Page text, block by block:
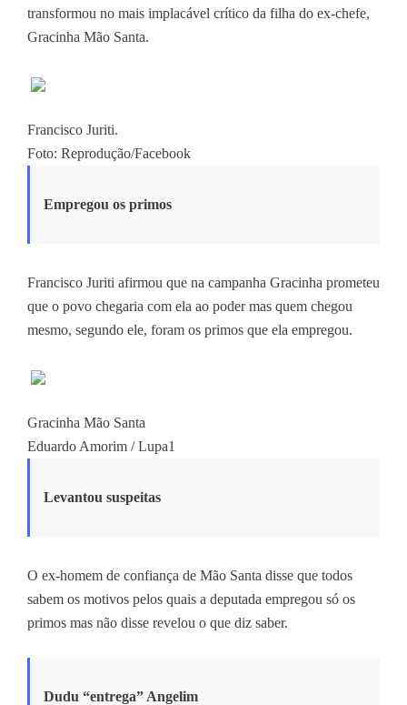
transformou no mais implacável crítico da filha do ex-chefe,
Gracinha Mão Santa.
Francisco Juriti.
Foto: Reprodução/Facebook
Empregou os primos
Francisco Juriti afirmou que na campanha Gracinha prometeu
que o povo chegaria com ela ao poder mas quem chegou
mesmo, segundo ele, foram os primos que ela empregou.
Gracinha Mão Santa
Eduardo Amorim / Lupa1
Levantou suspeitas
O ex-homem de confiança de Mão Santa disse que todos
sabem os motivos pelos quais a deputada empregou só os
primos mas não disse revelou o que diz saber.
Dudu “entrega” Angelim